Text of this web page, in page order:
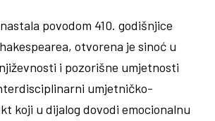
nastala povodom 410. godišnjice
otvorena je sinoć u
i pozorišne umjetnosti
umjetničko-
koji u dijalog dovodi emocionalnu